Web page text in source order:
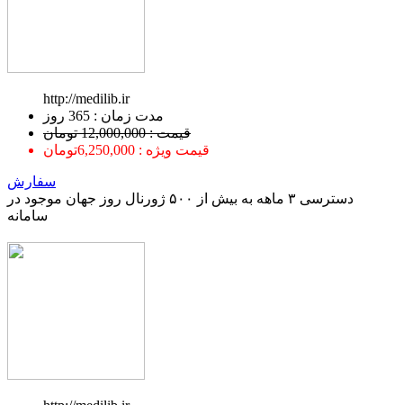
http://medilib.ir
ﻣﺪﺕ ﺯﻣﺎﻥ : 365 ﺭﻭﺯ
قیمت : 12,000,000 تومان
قیمت ویژه : 6,250,000تومان
سفارش
دسترسی ۳ ماهه به بیش از ۵۰۰ ژورنال روز جهان موجود در
سامانه